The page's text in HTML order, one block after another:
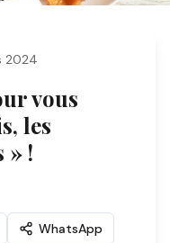
2024
vous
les
» !
WhatsApp